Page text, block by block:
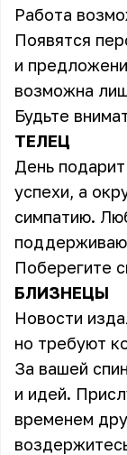
Работа
Появятся
и
возможна
Будьте
ТЕЛЕЦ
День
успехи, а
симпатию.
Поберегите
БЛИЗНЕЦЫ
Новости
но требуют
За вашей
и идей.
временем